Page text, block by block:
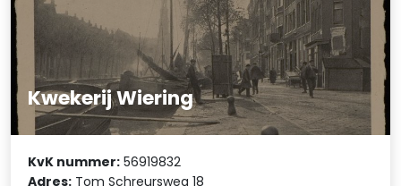
Kwekerij Wiering
KvK nummer: 56919832
Adres: Tom Schreursweg 18